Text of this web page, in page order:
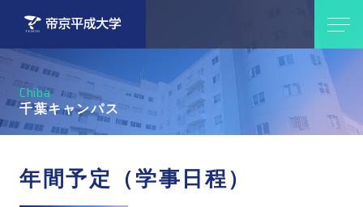
Chiba
千葉キャンパス
年間予定（学事日程）